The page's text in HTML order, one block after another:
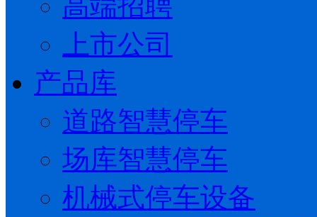
上市公司
产品库
道路智慧停车
场库智慧停车
机械式停车设备